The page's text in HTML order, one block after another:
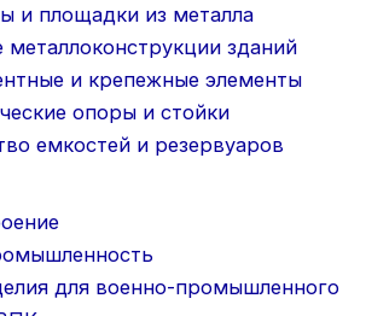
и площадки из металла
зданий
и крепежные элементы
опоры и стойки
емкостей и резервуаров
для военно-промышленного